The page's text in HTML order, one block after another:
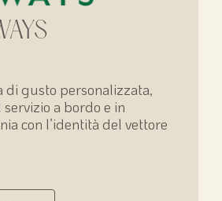
di gusto personalizzata,
a bordo e in
con l’identità del vettore